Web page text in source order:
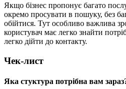
Якщо бізнес пропонує багато
окремо просувати в пошуку, без
обійтися. Тут особливо важлива
користувач має легко знайти
легко дійти до контакту.
Чек-лист
Яка стуктура потрібна вам